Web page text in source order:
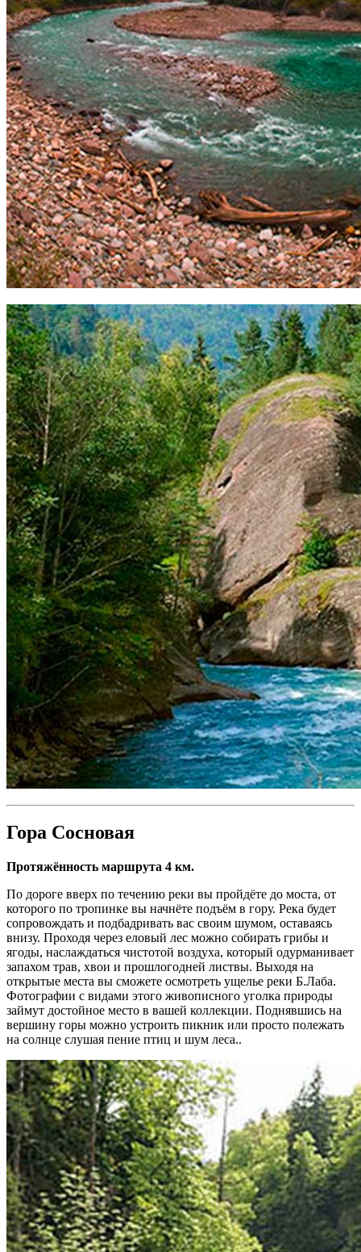
Гора Сосновая
Протяжённость маршрута 4 км.
По дороге вверх по течению реки вы пройдёте до моста, от
которого по тропинке вы начнёте подъём в гору. Река будет
сопровождать и подбадривать вас своим шумом, оставаясь
внизу. Проходя через еловый лес можно собирать грибы и
ягоды, наслаждаться чистотой воздуха, который одурманивает
запахом трав, хвои и прошлогодней листвы. Выходя на
открытые места вы сможете осмотреть ущелье реки Б.Лаба.
Фотографии с видами этого живописного уголка природы
займут достойное место в вашей коллекции. Поднявшись на
вершину горы можно устроить пикник или просто полежать
на солнце слушая пение птиц и шум леса..